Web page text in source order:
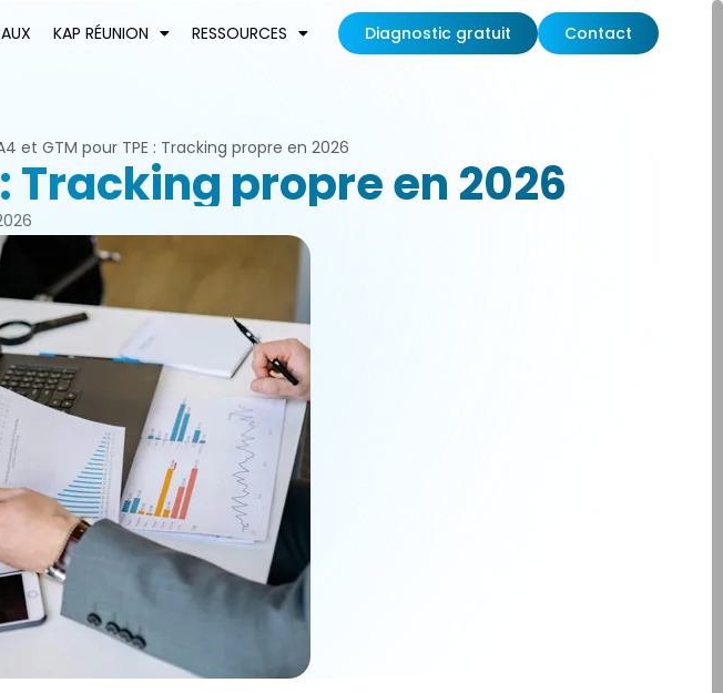
KAP RÉUNION RESSOURCES Diagnostic gratuit Contact
et GTM pour TPE : Tracking propre en 2026
Tracking propre en 2026